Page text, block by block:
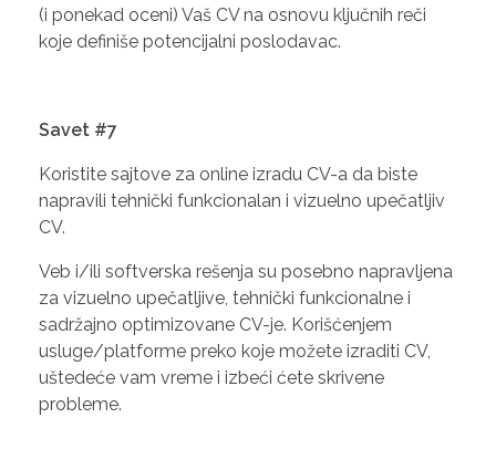
(i ponekad oceni) Vaš CV na osnovu ključnih reči
koje definiše potencijalni poslodavac.
Savet #7
Koristite sajtove za online izradu CV-a da biste
napravili tehnički funkcionalan i vizuelno upečatljiv
CV.
Veb i/ili softverska rešenja su posebno napravljena
za vizuelno upečatljive, tehnički funkcionalne i
sadržajno optimizovane CV-je. Korišćenjem
usluge/platforme preko koje možete izraditi CV,
uštedeće vam vreme i izbeći ćete skrivene
probleme.